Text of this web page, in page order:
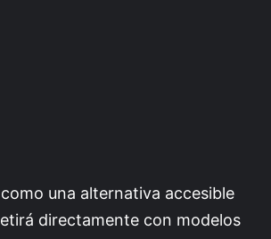
una alternativa accesible
directamente con modelos